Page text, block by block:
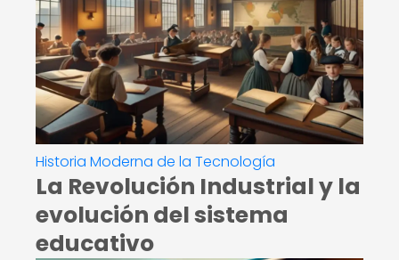
Historia Moderna de la Tecnología
La Revolución Industrial y la
evolución del sistema
educativo